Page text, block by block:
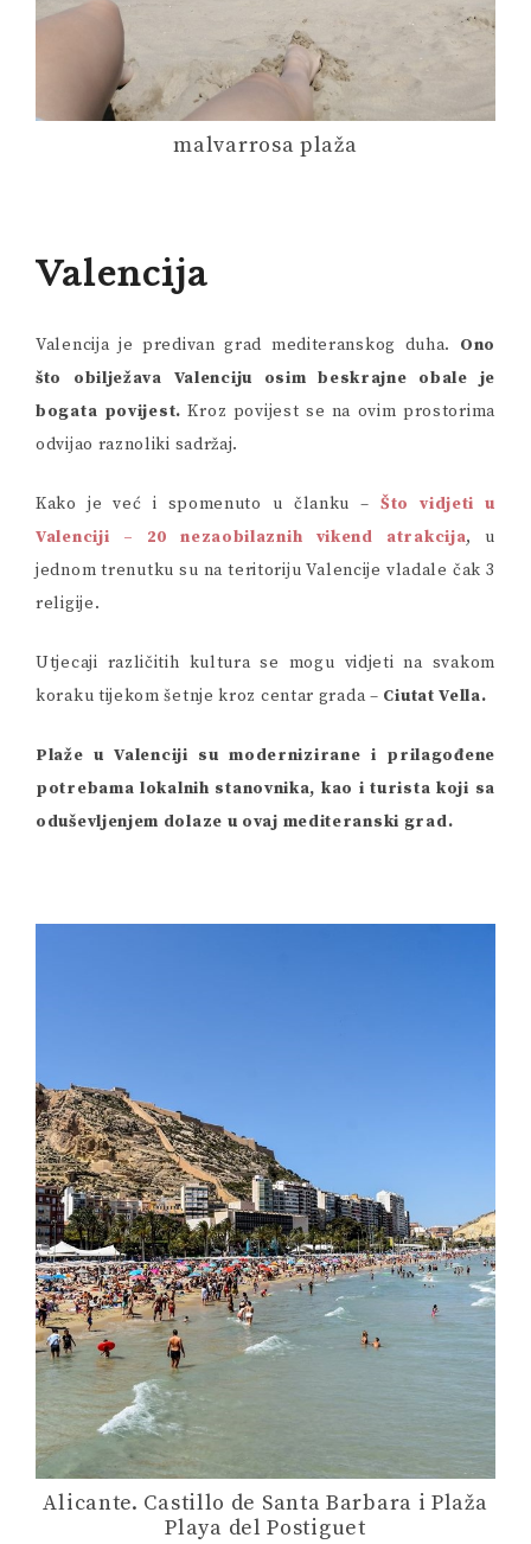
malvarrosa plaža
Valencija
Valencija je predivan grad mediteranskog duha. Ono
što obilježava Valenciju osim beskrajne obale je
bogata povijest. Kroz povijest se na ovim prostorima
odvijao raznoliki sadržaj.
Kako je već i spomenuto u članku –Što vidjeti u
Valenciji – 20 nezaobilaznih vikend atrakcija,
u
jednom trenutku su na teritoriju Valencije vladale čak 3
religije.
Utjecaji različitih kultura se mogu vidjeti na svakom
koraku tijekom šetnje kroz centar grada – Ciutat Vella.
Plaže u Valenciji su modernizirane i prilagođene
potrebama lokalnih stanovnika, kao i turista koji sa
oduševljenjem dolaze u ovaj mediteranski grad.
Alicante. Castillo de Santa Barbara i Plaža
Playa del Postiguet